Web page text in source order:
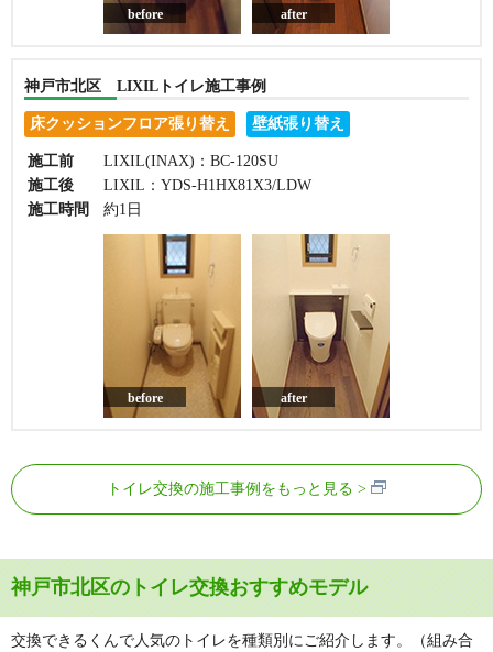
before after
神戸市北区 LIXILトイレ施工事例
床クッションフロア張り替え 壁紙張り替え
施工前
LIXIL(INAX)：BC-120SU
施工後
LIXIL：YDS-H1HX81X3/LDW
施工時間
約1日
before after
トイレ交換の施工事例をもっと見る
神戸市北区のトイレ交換おすすめモデル
交換できるくんで人気のトイレを種類別にご紹介します。（組み合